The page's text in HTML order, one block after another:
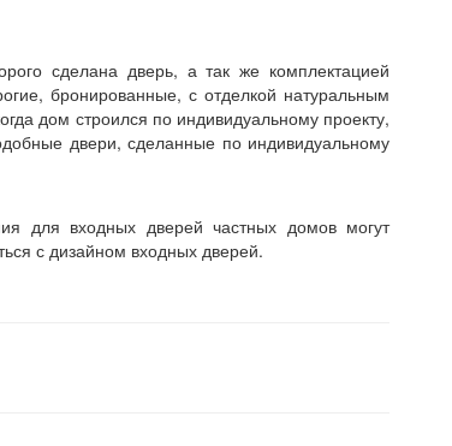
сделана дверь, а так же комплектацией
бронированные, с отделкой натуральным
дом строился по индивидуальному проекту,
двери, сделанные по индивидуальному
для входных дверей частных домов могут
с дизайном входных дверей.